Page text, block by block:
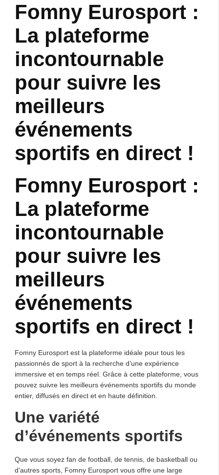
Fomny Eurosport :
La plateforme
incontournable
pour suivre les
meilleurs
événements
sportifs en direct !
Fomny Eurosport :
La plateforme
incontournable
pour suivre les
meilleurs
événements
sportifs en direct !
Fomny Eurosport est la plateforme idéale pour tous les
passionnés de sport à la recherche d’une expérience
immersive et en temps réel. Grâce à cette plateforme, vous
pouvez suivre les meilleurs événements sportifs du monde
entier, diffusés en direct et en haute définition.
Une variété
d’événements sportifs
Que vous soyez fan de football, de tennis, de basketball ou
d’autres sports, Fomny Eurosport vous offre une large